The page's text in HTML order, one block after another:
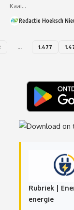
Kaai…
Redactie Hoeksch
… 1.477
Rubriek |
energie